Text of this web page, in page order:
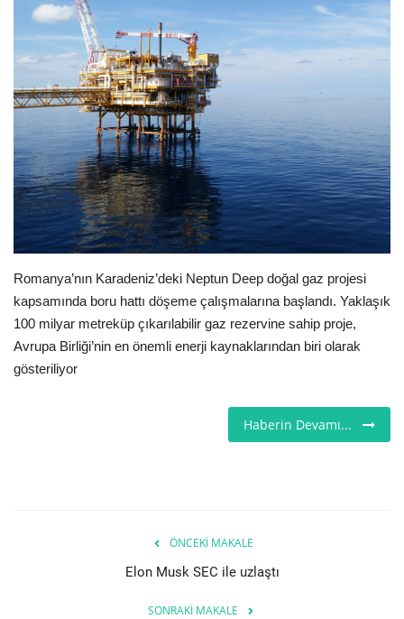
Seri İlanlar
İngiltere
Videolar
İş & Ekonomi
Pazaryeri
Firma Rehberi
Sağlık
Romanya’nın Karadeniz’deki Neptun Deep doğal gaz projesi
kapsamında boru hattı döşeme çalışmalarına başlandı. Yaklaşık
100 milyar metreküp çıkarılabilir gaz rezervine sahip proje,
Avrupa Birliği’nin en önemli enerji kaynaklarından biri olarak
gösteriliyor
Haberin Devamı...
ÖNCEKI MAKALE
Elon Musk SEC ile uzlaştı
SONRAKI MAKALE